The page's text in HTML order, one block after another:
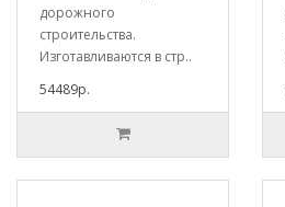
дорожного
строительства.
Изготавливаются в стр..
54489р.